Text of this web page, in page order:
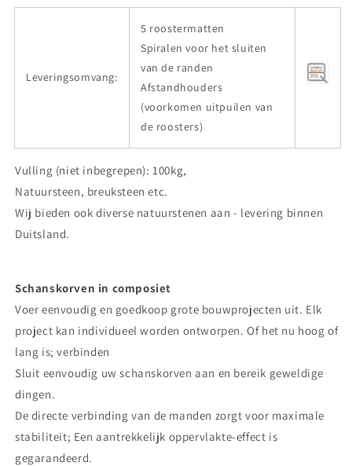
Leveringsomvang:
5 roostermatten
Spiralen voor het sluiten
van de randen
Afstandhouders
(voorkomen uitpuilen van
de roosters)
Vulling (niet inbegrepen): 100kg,
Natuursteen, breuksteen etc.
Wij bieden ook diverse natuurstenen aan - levering binnen
Duitsland.
Schanskorven in composiet
Voer eenvoudig en goedkoop grote bouwprojecten uit. Elk
project kan individueel worden ontworpen. Of het nu hoog of
lang is; verbinden
Sluit eenvoudig uw schanskorven aan en bereik geweldige
dingen.
De directe verbinding van de manden zorgt voor maximale
stabiliteit; Een aantrekkelijk oppervlakte-effect is
gegarandeerd.